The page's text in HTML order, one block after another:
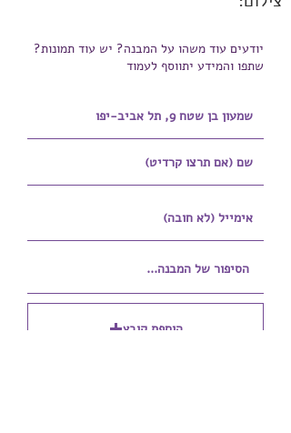
יודעים עוד משהו על המבנה? יש עוד תמונות?
שתפו והמידע יתווסף לעמוד
הוספת קובץ